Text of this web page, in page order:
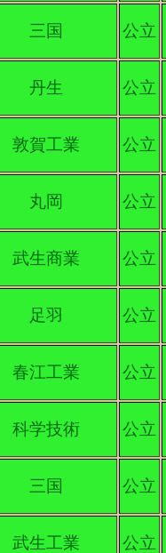
三国 公立
丹生 公立
敦賀工業 公立
丸岡 公立
武生商業 公立
足羽 公立
春江工業 公立
科学技術 公立
三国 公立
武生工業 公立